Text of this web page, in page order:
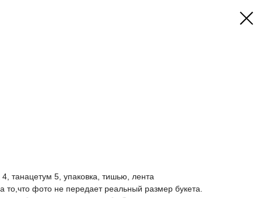
4, танацетум 5, упаковка, тишью, лента
фото не передает реальный размер букета.